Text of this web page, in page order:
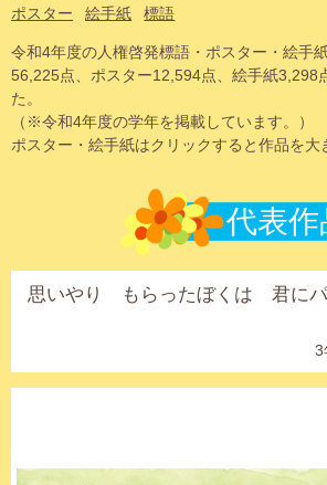
ポスター 絵手紙 標語
令和4年度の人権啓発標語・ポスター・絵手
56,225点、ポスター12,594点、絵手紙3,298
た。
（※令和4年度の学年を掲載しています。）
ポスター・絵手紙はクリックすると作品を大
代表作
思いやり もらったぼくは 君に